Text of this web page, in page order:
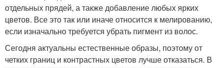
отдельных прядей, а также добавление любых ярких
цветов. Все это так или иначе относится к мелированию,
если изначально требуется убрать пигмент из волос.
Сегодня актуальны естественные образы, поэтому от
четких границ и контрастных цветов лучше отказаться. В